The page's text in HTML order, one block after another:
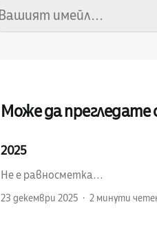
Може да прегледате
2025
Не е равносметка...
23 декември 2025 2 минути